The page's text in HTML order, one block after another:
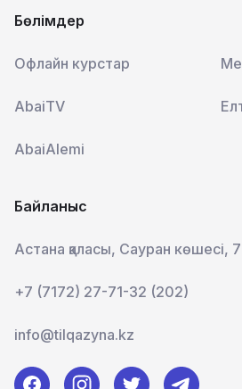
Бөлімдер
Офлайн курстар
AbaiTV
AbaiAlemi
Байланыс
Астана қаласы, Сауран көшесі,
+7 (7172) 27-71-32 (202)
info@tilqazyna.kz